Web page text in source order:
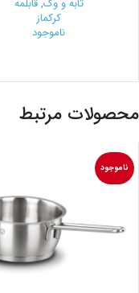
تابه و وک,قابلمه
کرکماز
ناموجود
محصولات مرتبط
ناموجود